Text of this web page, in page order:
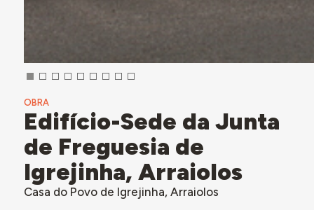
OBRA
Edifício-Sede da Junta
de Freguesia de
Igrejinha, Arraiolos
Casa do Povo de Igrejinha, Arraiolos